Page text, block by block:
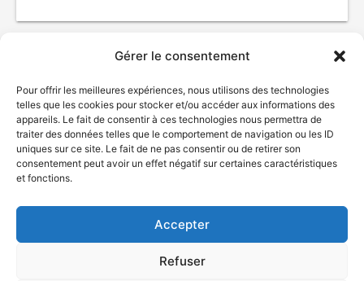
Gérer le consentement
Pour offrir les meilleures expériences, nous utilisons des technologies
telles que les cookies pour stocker et/ou accéder aux informations des
appareils. Le fait de consentir à ces technologies nous permettra de
traiter des données telles que le comportement de navigation ou les ID
uniques sur ce site. Le fait de ne pas consentir ou de retirer son
consentement peut avoir un effet négatif sur certaines caractéristiques
et fonctions.
Accepter
Refuser
© Gouvernement du Québec, 2026
Plan du site
Accessibilité
Accès à l'information
Déclaration de services